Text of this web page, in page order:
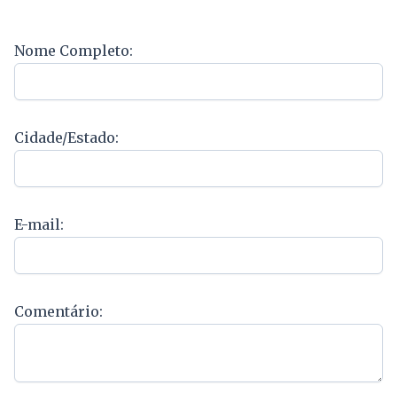
Nome Completo:
Cidade/Estado:
E-mail:
Comentário: